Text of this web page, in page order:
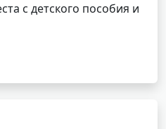
с детского пособия и